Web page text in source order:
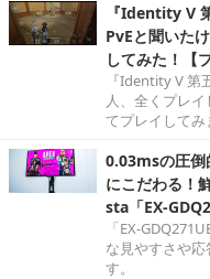
『Identity V
PvEと聞いた
してみた！【
『Identity V 第
人、全くプレ
てプレイしてみ
0.03msの圧倒
にこだわる！
sta「EX-
「EX-
な見やすさや
す。